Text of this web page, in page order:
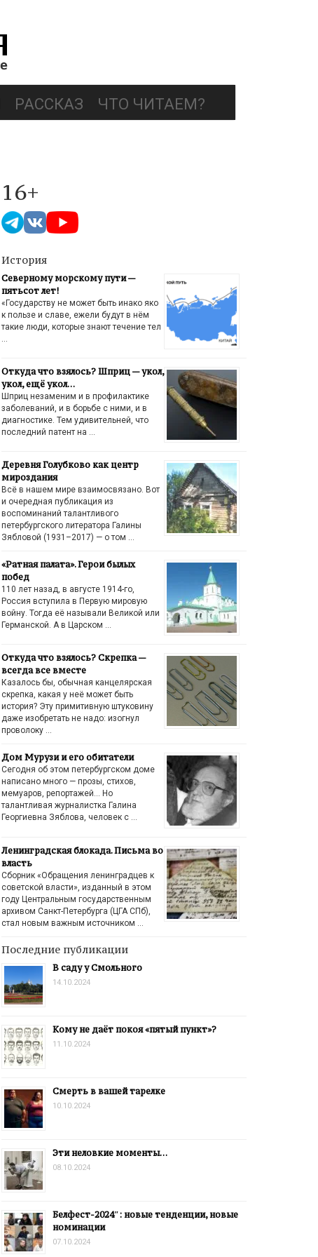
РАССКАЗ ЧТО ЧИТАЕМ?
16+
История
Северному морскому пути —
пятьсот лет!
«Государству не может быть инако яко
к пользе и славе, ежели будут в нём
такие люди, которые знают течение тел
…
Откуда что взялось? Шприц — укол,
укол, ещё укол…
Шприц незаменим и в профилактике
заболеваний, и в борьбе с ними, и в
диагностике. Тем удивительней, что
последний патент на …
Деревня Голубково как центр
мироздания
Всё в нашем мире взаимосвязано. Вот
и очередная публикация из
воспоминаний талантливого
петербургского литератора Галины
Зябловой (1931–2017) — о том …
«Ратная палата». Герои былых
побед
110 лет назад, в августе 1914-го,
Россия вступила в Первую мировую
войну. Тогда её называли Великой или
Германской. А в Царском …
Откуда что взялось? Скрепка —
всегда все вместе
Казалось бы, обычная канцелярская
скрепка, какая у неё может быть
история? Эту примитивную штуковину
даже изобретать не надо: изогнул
проволоку …
Дом Мурузи и его обитатели
Сегодня об этом петербургском доме
написано много — прозы, стихов,
мемуаров, репортажей… Но
талантливая журналистка Галина
Георгиевна Зяблова, человек с …
Ленинградская блокада. Письма во
власть
Сборник «Обращения ленинградцев к
советской власти», изданный в этом
году Центральным государственным
архивом Санкт-Петербурга (ЦГА СПб),
стал новым важным источником …
Последние публикации
В саду у Смольного
14.10.2024
Кому не даёт покоя «пятый пункт»?
11.10.2024
Смерть в вашей тарелке
10.10.2024
Эти неловкие моменты…
08.10.2024
Белфест-2024″: новые тенденции, новые
номинации
07.10.2024